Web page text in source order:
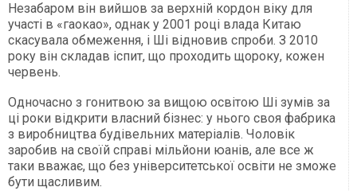
Незабаром він вийшов за верхній кордон віку для
участі в «гаокао», однак у 2001 році влада Китаю
скасувала обмеження, і Ші відновив спроби. З 2010
року він складав іспит, що проходить щороку, кожен
червень.
Одночасно з гонитвою за вищою освітою Ші зумів за
ці роки відкрити власний бізнес: у нього своя фабрика
з виробництва будівельних матеріалів. Чоловік
заробив на своїй справі мільйони юанів, але все ж
таки вважає, що без університетської освіти не зможе
бути щасливим.